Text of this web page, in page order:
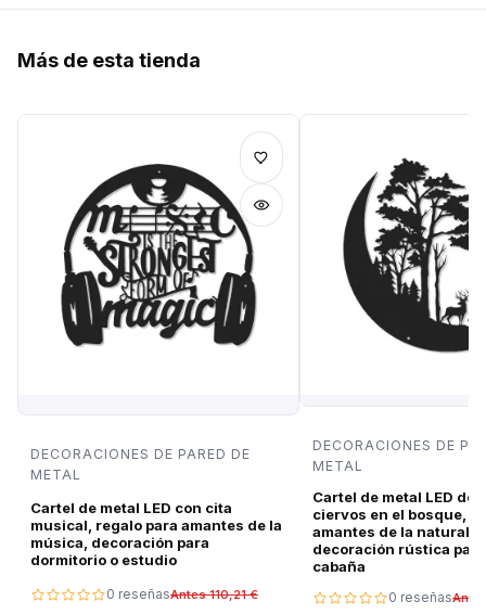
Más de esta tienda
DECORACIONES DE PARED DE
METAL
Cartel de metal LED con cita
musical, regalo para amantes de la
música, decoración para
dormitorio o estudio
0 reseñasAntes 110,21 €
DECORACIONES DE
METAL
Cartel de metal LED de
ciervos en el bosque,
amantes de la
decoración rústica
cabaña
0 reseñas